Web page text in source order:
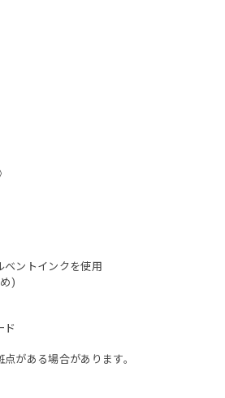
トインクを使用
)
ド
がある場合があります。